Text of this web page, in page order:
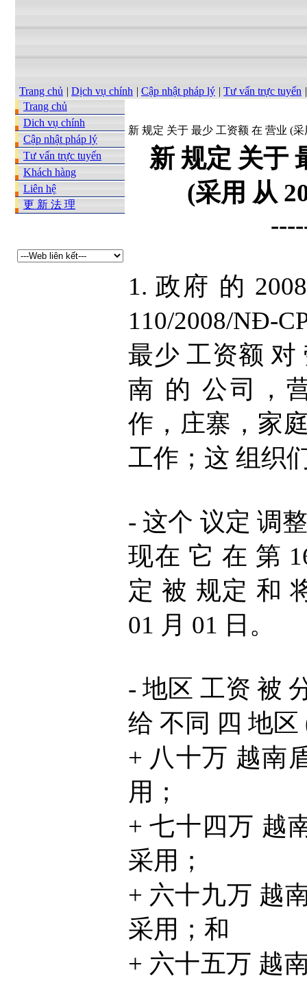
Trang chủ | Dịch vụ chính | Cập nhật pháp lý | Tư vấn trực tuyến |
Trang chủ
Dich vụ chính
Cập nhật pháp lý
Tư vấn trực tuyến
Khách hàng
Liên hệ
更 新 法 理
新 规定 关于 最少 工资额 在 营业 (采
新 规定 关于
(采用 从
1. 政府 的
110/2008/NĐ-
最少 工资额 对
南 的 公司，
作，庄寨，家
工作；这 组织
- 这个 议定 调
现在 它 在 第
定 被 规定 和
01 月 01 日。
- 地区 工资 被
给 不同 四 地
+ 八十万 越南
用；
+ 七十四万 越
采用；
+ 六十九万 越
采用；和
+ 六十五万 越